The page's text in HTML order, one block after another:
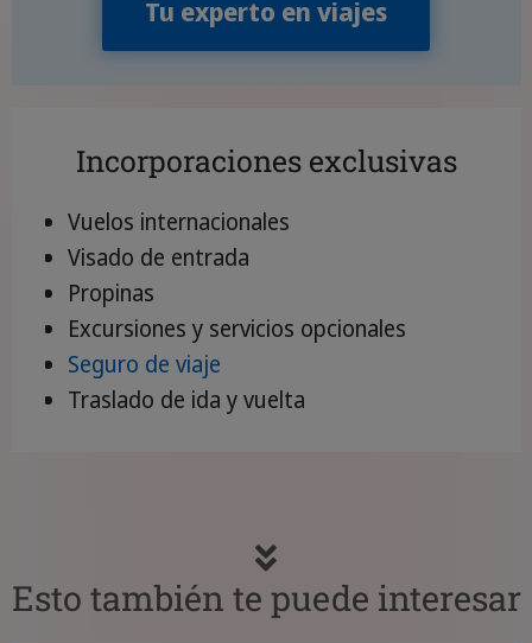
Tu experto en viajes
Incorporaciones exclusivas
Vuelos internacionales
Visado de entrada
Propinas
Excursiones y servicios opcionales
Seguro de viaje
Traslado de ida y vuelta
Esto también te puede interesar